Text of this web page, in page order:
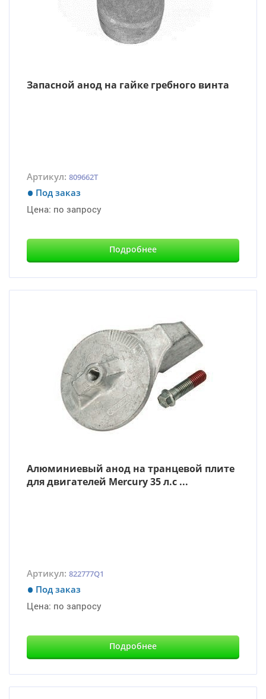
Запасной анод на гайке гребного винта
Артикул: 809662T
Под заказ
Цена: по запросу
Подробнее
Алюминиевый aнод на транцевой плите
для двигателей Mercury 35 л.с ...
Артикул: 822777Q1
Под заказ
Цена: по запросу
Подробнее